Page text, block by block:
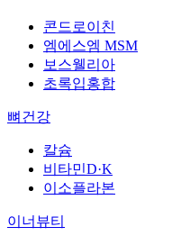
콘드로이친
엠에스엠 MSM
보스웰리아
초록입홍합
뼈건강
칼슘
비타민D·K
이소플라본
이너뷰티